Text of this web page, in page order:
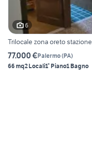
6
Trilocale zona oreto stazione
77.000 €Palermo(PA)
66 mq2 Locali1° Piano1 Bagno